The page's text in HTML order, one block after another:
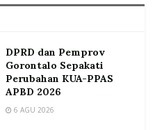
DPRD dan Pemprov
Gorontalo Sepakati
Perubahan KUA-PPAS
APBD 2026
6 AGU 2026